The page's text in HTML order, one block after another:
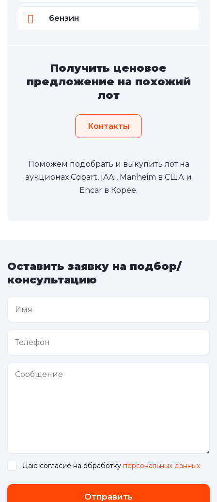
бензин
Получить ценовое
предложение на похожий
лот
Контакты
Поможем подобрать и выкупить лот на
аукционах Copart, IAAI, Manheim в США и
Encar в Корее.
Оставить заявку на подбор/
консультацию
Даю согласие на обработку персональных данных
Отправить